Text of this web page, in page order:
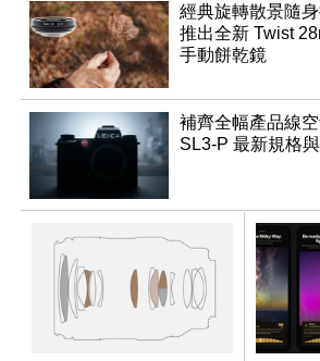
經典旋轉散景隨
推出全新 Twist
手動餅乾鏡
補齊全幅產品線
SL3-P 最新規格